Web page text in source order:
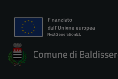
Comune di